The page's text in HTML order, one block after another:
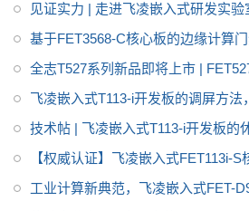
用处理器，集成了4个ARM Corte
x-A72和4个 ARM Cortex-A53高
性能核；内置6TOPS超强算力N
MU的专用2D硬件引擎，最大限
度提升显示性能；H.265超清硬
解码，最高支持8K分辨率。
见证实力 | 走进飞凌嵌入式研发实验
基于FET3568-C核心板的边缘计算
全志T527系列新品即将上市 |
核心板先睹为快
飞凌嵌入式T113-i开发板的调屏方法
技术帖 | 飞凌嵌入式T113-i开发板的
【权威认证】飞凌嵌入式FET113i-
工业计算新典范，飞凌嵌入式FET-